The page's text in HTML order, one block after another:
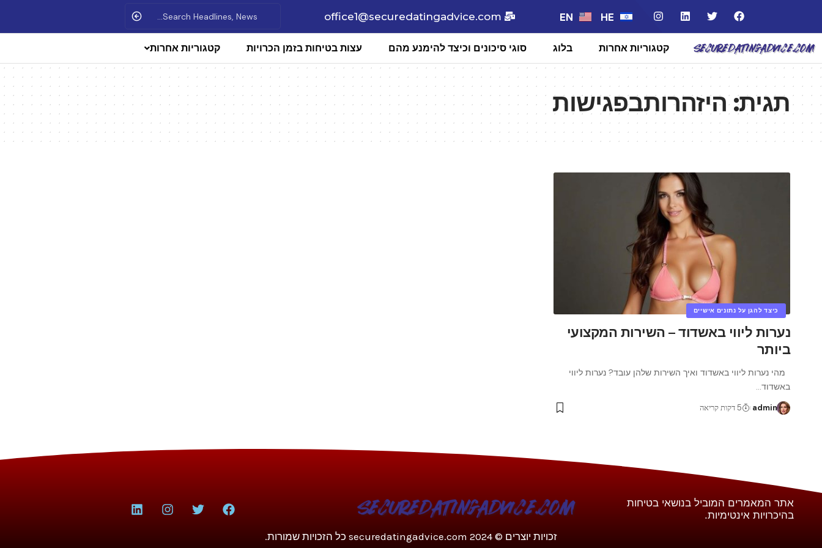
HE
EN
office1@securedatingadvice.com
קטגוריות אחרות בלוג סוגי סיכונים וכיצד להימנע מהם עצות בטיחות בזמן הכרויות קטגוריות אחרות
תגית:היזהרותבפגישות
כיצד להגן על נתונים אישיים
נערות ליווי באשדוד – השירות המקצועי
ביותר
מהי נערות ליווי באשדוד ואיך השירות שלהן עובד? נערות ליווי
באשדוד…
admin 5 דקות קריאה
אתר המאמרים המוביל בנושאי בטיחות
בהיכרויות אינטימיות.
זכויות יוצרים © 2024 securedatingadvice.com כל הזכויות שמורות.